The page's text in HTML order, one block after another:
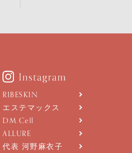
RIBESKIN
エステマックス
DM.Cell
ALLURE
代表 河野麻衣子